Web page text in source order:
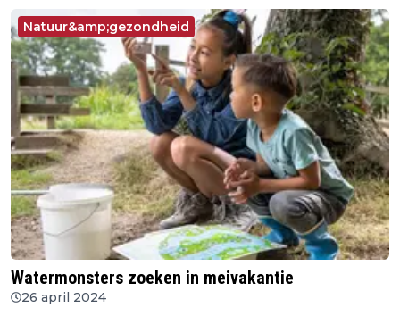
Natuur&amp;gezondheid
Watermonsters zoeken in meivakantie
26 april 2024